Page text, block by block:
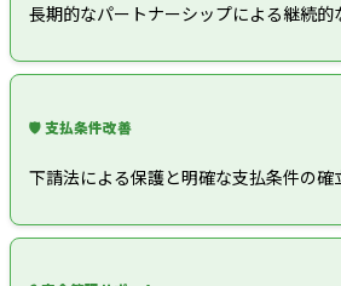
長期的なパートナーシップによる継続的
🛡️ 支払条件改善
下請法による保護と明確な支払条件の確